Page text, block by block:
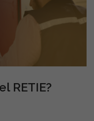
RETIE?